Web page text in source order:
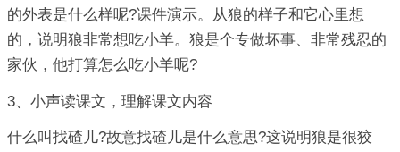
的外表是什么样呢?课件演示。从狼的样子和它心里想
的，说明狼非常想吃小羊。狼是个专做坏事、非常残忍的
家伙，他打算怎么吃小羊呢?
3、小声读课文，理解课文内容
什么叫找碴儿?故意找碴儿是什么意思?这说明狼是很狡